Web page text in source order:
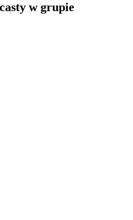
w grupie